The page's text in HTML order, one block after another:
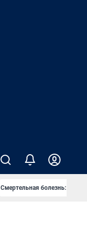
Смертельная болезнь: